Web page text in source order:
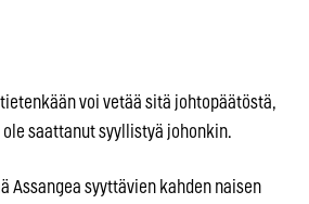
voi vetää sitä johtopäätöstä,
saattanut syyllistyä johonkin.
Assangea syyttävien kahden naisen